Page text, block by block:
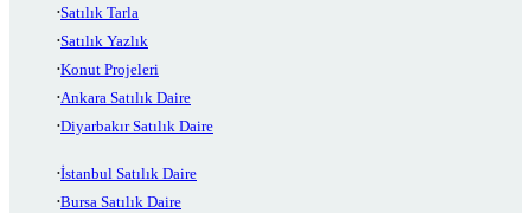
Satılık Tarla
Satılık Yazlık
Konut Projeleri
Ankara Satılık Daire
Diyarbakır Satılık Daire
İstanbul Satılık Daire
Bursa Satılık Daire